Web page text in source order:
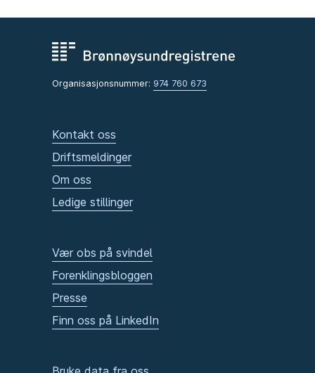
Organisasjonsnummer: 974 760 673
Kontakt oss
Driftsmeldinger
Om oss
Ledige stillinger
Vær obs på svindel
Forenklingsbloggen
Presse
Finn oss på LinkedIn